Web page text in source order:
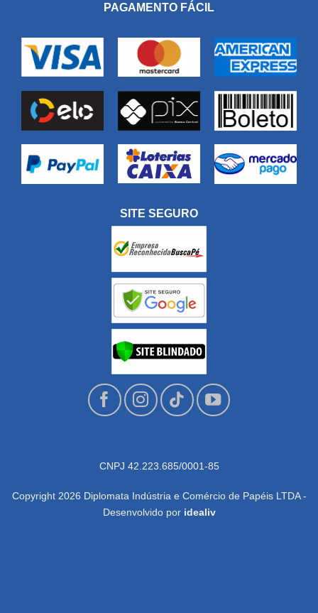
PAGAMENTO FÁCIL
SITE SEGURO
CNPJ 42.223.685/0001-85
Copyright 2026 Diplomata Indústria e Comércio de Papéis LTDA -
Desenvolvido por idealiv